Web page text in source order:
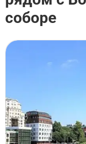
соборе